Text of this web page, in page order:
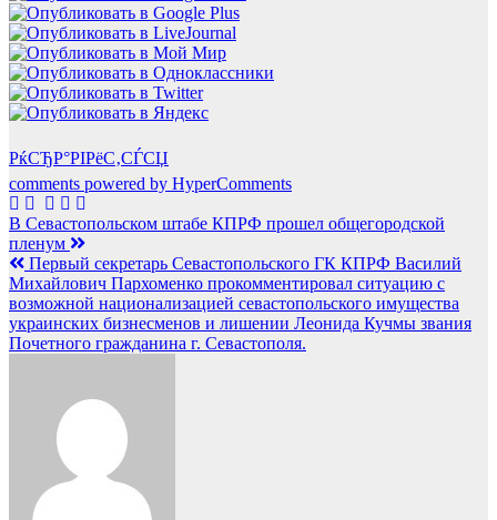
РќСЂР°РІРёС‚СЃСЏ
comments powered by HyperComments
Навигация
по
записям
В Севастопольском штабе КПРФ прошел общегородской
пленум
Первый секретарь Севастопольского ГК КПРФ Василий
Михайлович Пархоменко прокомментировал ситуацию с
возможной национализацией севастопольского имущества
украинских бизнесменов и лишении Леонида Кучмы звания
Почетного гражданина г. Севастополя.